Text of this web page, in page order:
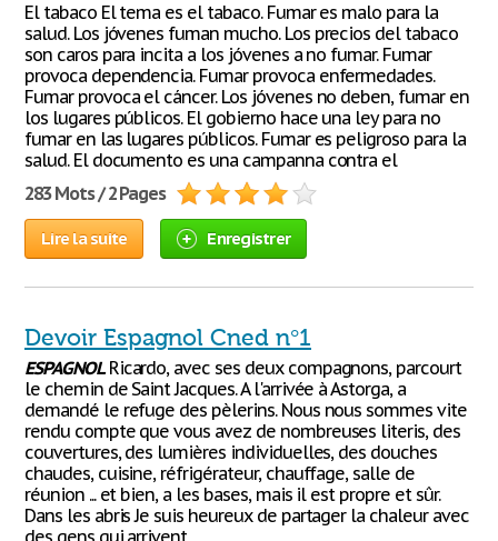
El tabaco El tema es el tabaco. Fumar es malo para la
salud. Los jóvenes fuman mucho. Los precios del tabaco
son caros para incita a los jóvenes a no fumar. Fumar
provoca dependencia. Fumar provoca enfermedades.
Fumar provoca el cáncer. Los jóvenes no deben, fumar en
los lugares públicos. El gobierno hace una ley para no
fumar en las lugares públicos. Fumar es peligroso para la
salud. El documento es una campanna contra el
283 Mots / 2 Pages
Lire la suite Enregistrer
Devoir Espagnol Cned n°1
ESPAGNOLRicardo, avec ses deux compagnons, parcourt
le chemin de Saint Jacques. A l'arrivée à Astorga, a
demandé le refuge des pèlerins. Nous nous sommes vite
rendu compte que vous avez de nombreuses literis, des
couvertures, des lumières individuelles, des douches
chaudes, cuisine, réfrigérateur, chauffage, salle de
réunion ... et bien, a les bases, mais il est propre et sûr.
Dans les abris Je suis heureux de partager la chaleur avec
des gens qui arrivent